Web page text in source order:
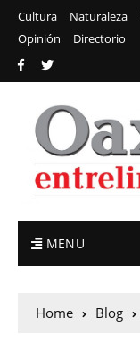
Cultura Naturaleza
Opinión
Directorio
MENU
Home Blog